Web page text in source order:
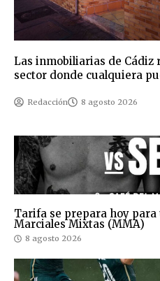
Las inmobiliarias de Cádiz
sector donde cualquiera
Redacción 8 agosto 2026
Tarifa se prepara hoy para
Marciales Mixtas (MMA)
8 agosto 2026